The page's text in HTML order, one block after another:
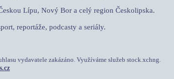
Lípu, Nový Bor a celý region Českolipska.
reportáže, podcasty a seriály.
vydavatele zakázáno. Využíváme služeb stock.xchng.